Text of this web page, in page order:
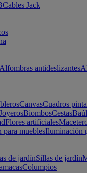
Cables Jack
Alfombras antideslizantes
CanvasCuadros
JoyerosBiombosCestas
Flores artificiales
para mueblesIluminación
de jardínSillas de jardín
Columpios